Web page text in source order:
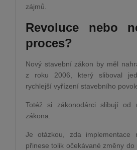
zájmů.
Revoluce nebo
proces?
Nový stavební zákon by měl
z roku 2006, který sliboval
rychlejší vyřízení stavebního
Totéž si zákonodárci slibují od
zákona.
Je otázkou, zda implementace
přinese tolik očekávané změny